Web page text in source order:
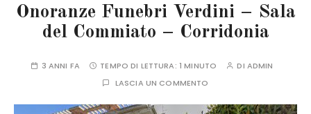
Onoranze Funebri Verdini – Sala
del Commiato – Corridonia
3 ANNI FA TEMPO DI LETTURA: 1 MINUTO DI ADMIN
LASCIA UN COMMENTO